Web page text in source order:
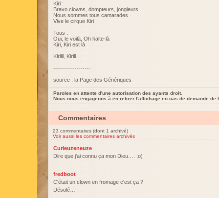
Kiri :
Bravo clowns, dompteurs, jongleurs
Nous sommes tous camarades
Vive le cirque Kiri
Tous :
Oui, le voilà, Oh halte-là
Kiri, Kiri est là
Kiriiii, Kiriii…
-------------------
source : la Page des Génériques
Paroles en attente d'une autorisation des ayants droit.
Nous nous engageons à en retirer l'affichage en cas de demande de
Commentaires
23 commentaires (dont 1 archivé)
Voir aussi les commentaires archivés
Curieuzeneuze
Dire que j'ai connu ça mon Dieu…. ;o)
fredboot
C'était un clown en fromage c'est ça ?
Désolé…